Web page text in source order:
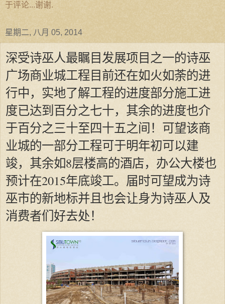
于评论...谢谢.
星期二, 八月 05, 2014
深受诗巫人最瞩目发展项目之一的诗巫
广场商业城工程目前还在如火如荼的进
行中，实地了解工程的进度部分施工进
度已达到百分之七十，其余的进度也介
于百分之三十至四十五之间！可望该商
业城的一部分工程可于明年初可以建
竣，其余如8层楼高的酒店，办公大楼也
预计在2015年底竣工。届时可望成为诗
巫市的新地标并且也会让身为诗巫人及
消费者们好去处！